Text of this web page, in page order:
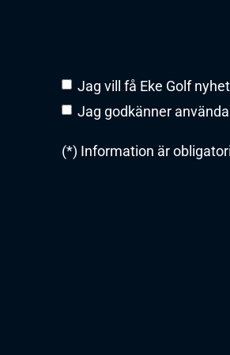
Jag vill få Eke Golf
Jag godkänner
(*) Information är